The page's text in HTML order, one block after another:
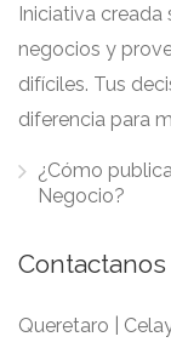
Iniciativa creada
negocios y
difíciles. Tus
diferencia para
¿Cómo
Negocio?
Contactanos
Queretaro |